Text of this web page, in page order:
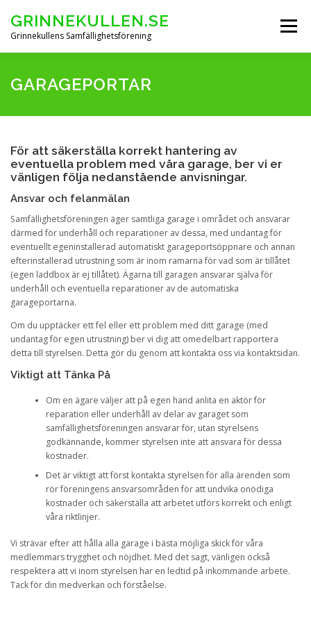
content
GRINNEKULLEN.SE
Grinnekullens Samfällighetsförening
Menu
HEM NYHETER BOENDEINFO
ARKIV FÖRENINGSSTÄMMOR KONTAKT & FORMULÄR
GARAGEPORTAR
För att säkerställa korrekt hantering av
eventuella problem med våra garage, ber vi er
vänligen följa nedanstående anvisningar.
Ansvar och felanmälan
Samfällighetsföreningen äger samtliga garage i området och ansvarar
därmed för underhåll och reparationer av dessa, med undantag för
eventuellt egeninstallerad automatiskt garageportsöppnare och annan
efterinstallerad utrustning som är inom ramarna för vad som är tillåtet
(egen laddbox är ej tillåtet). Ägarna till garagen ansvarar själva för
underhåll och eventuella reparationer av de automatiska
garageportarna.
Om du upptäcker ett fel eller ett problem med ditt garage (med
undantag för egen utrustning) ber vi dig att omedelbart rapportera
detta till styrelsen. Detta gör du genom att kontakta oss via kontaktsidan.
Viktigt att Tänka På
Om en ägare väljer att på egen hand anlita en aktör för
reparation eller underhåll av delar av garaget som
samfällighetsföreningen ansvarar för, utan styrelsens
godkännande, kommer styrelsen inte att ansvara för dessa
kostnader.
Det är viktigt att först kontakta styrelsen för alla ärenden som
rör föreningens ansvarsområden för att undvika onödiga
kostnader och säkerställa att arbetet utförs korrekt och enligt
våra riktlinjer.
Vi strävar efter att hålla alla garage i bästa möjliga skick för våra
medlemmars trygghet och nöjdhet. Med det sagt, vänligen också
respektera att vi inom styrelsen har en ledtid på inkommande arbete.
Tack för din medverkan och förståelse.